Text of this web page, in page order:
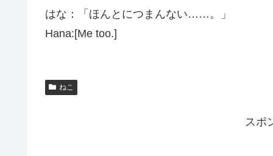
はな：「ほんとにつまんない……。」
Hana:[Me too.]
ねこ
スポ